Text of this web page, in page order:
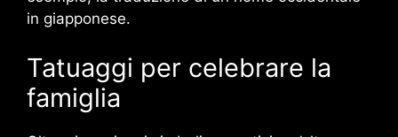
in giapponese.
Tatuaggi per celebrare la
famiglia